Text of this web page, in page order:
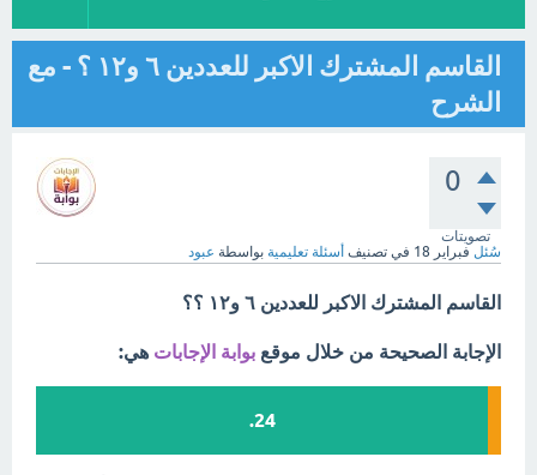
القاسم المشترك الاكبر للعددين ٦ و١٢ ؟ - مع
الشرح
0
تصويتات
سُئل فبراير 18 في تصنيف أسئلة تعليمية بواسطة عبود
القاسم المشترك الاكبر للعددين ٦ و١٢ ؟؟
الإجابة الصحيحة من خلال موقع بوابة الإجابات هي:
24.